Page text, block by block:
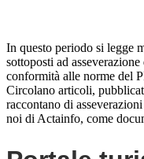
In questo periodo si legge
sottoposti ad
conformità alle norme del
Circolano articoli,
raccontano di
noi di Actainfo, come